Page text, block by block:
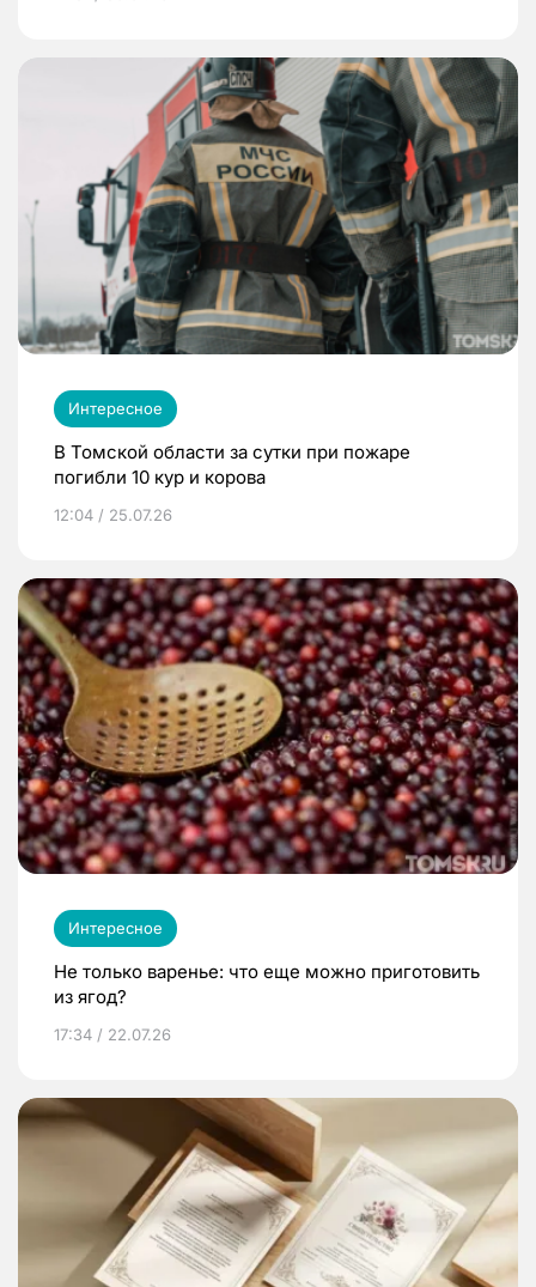
Интересное
В Томской области за сутки при пожаре
погибли 10 кур и корова
12:04 / 25.07.26
Интересное
Не только варенье: что еще можно приготовить
из ягод?
17:34 / 22.07.26